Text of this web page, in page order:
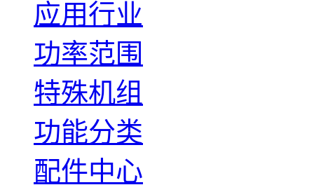
应用行业
功率范围
特殊机组
功能分类
配件中心